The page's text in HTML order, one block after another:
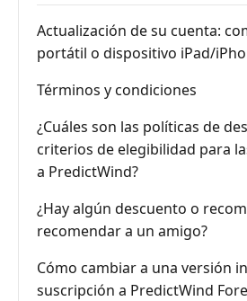
Actualización de su cuenta:
portátil o dispositivo iPad/
Términos y condiciones
¿Cuáles son las políticas de
criterios de elegibilidad para
a PredictWind?
¿Hay algún descuento o
recomendar a un amigo?
Cómo cambiar a una versión
suscripción a PredictWind